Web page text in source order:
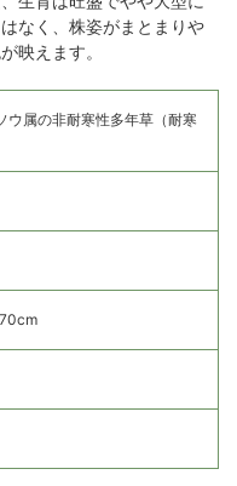
なく、株姿がまとまりや
映えます。
ウ属の非耐寒性多年草（耐寒